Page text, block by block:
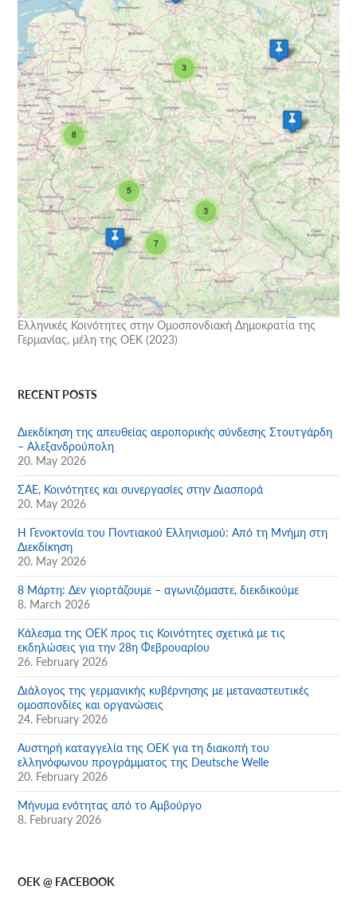
Ελληνικές Κοινότητες στην Ομοσπονδιακή Δημοκρατία της
Γερμανίας, μέλη της ΟΕΚ (2023)
RECENT POSTS
Διεκδίκηση της απευθείας αεροπορικής σύνδεσης Στουτγάρδη
– Αλεξανδρούπολη
20. May 2026
ΣΑΕ, Κοινότητες και συνεργασίες στην Διασπορά
20. May 2026
Η Γενοκτονία του Ποντιακού Ελληνισμού: Από τη Μνήμη στη
Διεκδίκηση
20. May 2026
8 Μάρτη: Δεν γιορτάζουμε – αγωνιζόμαστε, διεκδικούμε
8. March 2026
Κάλεσμα της ΟΕΚ προς τις Κοινότητες σχετικά με τις
εκδηλώσεις για την 28η Φεβρουαρίου
26. February 2026
Διάλογος της γερμανικής κυβέρνησης με μεταναστευτικές
ομοσπονδίες και οργανώσεις
24. February 2026
Αυστηρή καταγγελία της ΟΕΚ για τη διακοπή του
ελληνόφωνου προγράμματος της Deutsche Welle
20. February 2026
Μήνυμα ενότητας από το Αμβούργο
8. February 2026
OEK @ FACEBOOK